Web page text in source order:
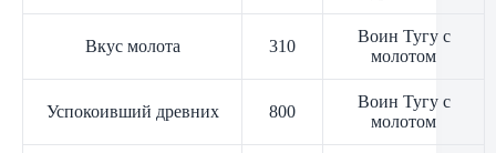
Вкус молота 310
Воин Тугу с
молотом
Успокоивший древних 800
Воин Тугу с
молотом